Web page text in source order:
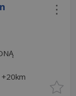
+20km